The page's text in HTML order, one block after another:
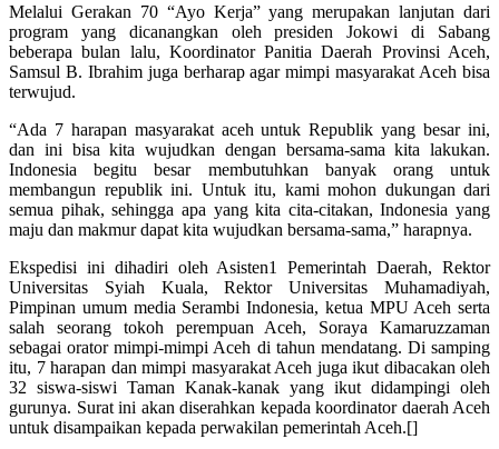
Melalui Gerakan 70 “Ayo Kerja” yang merupakan lanjutan dari
program yang dicanangkan oleh presiden Jokowi di Sabang
beberapa bulan lalu, Koordinator Panitia Daerah Provinsi Aceh,
Samsul B. Ibrahim juga berharap agar mimpi masyarakat Aceh bisa
terwujud.
“Ada 7 harapan masyarakat aceh untuk Republik yang besar ini,
dan ini bisa kita wujudkan dengan bersama-sama kita lakukan.
Indonesia begitu besar membutuhkan banyak orang untuk
membangun republik ini. Untuk itu, kami mohon dukungan dari
semua pihak, sehingga apa yang kita cita-citakan, Indonesia yang
maju dan makmur dapat kita wujudkan bersama-sama,” harapnya.
Ekspedisi ini dihadiri oleh Asisten1 Pemerintah Daerah, Rektor
Universitas Syiah Kuala, Rektor Universitas Muhamadiyah,
Pimpinan umum media Serambi Indonesia, ketua MPU Aceh serta
salah seorang tokoh perempuan Aceh, Soraya Kamaruzzaman
sebagai orator mimpi-mimpi Aceh di tahun mendatang. Di samping
itu, 7 harapan dan mimpi masyarakat Aceh juga ikut dibacakan oleh
32 siswa-siswi Taman Kanak-kanak yang ikut didampingi oleh
gurunya. Surat ini akan diserahkan kepada koordinator daerah Aceh
untuk disampaikan kepada perwakilan pemerintah Aceh.[]